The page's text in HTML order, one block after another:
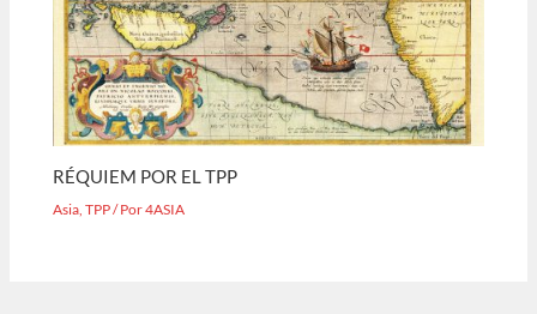
RÉQUIEM POR EL TPP
Asia,TPP/ Por4ASIA